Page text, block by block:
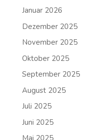
Januar 2026
Dezember 2025
November 2025
Oktober 2025
September 2025
August 2025
Juli 2025
Juni 2025